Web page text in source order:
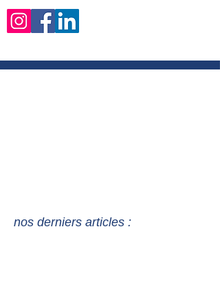
nos derniers articles :